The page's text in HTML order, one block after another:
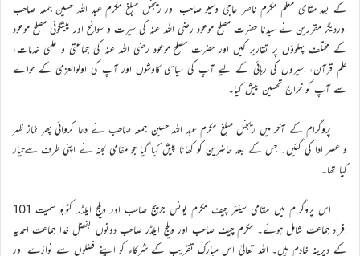
کے بعد مقامی معلم مکرم ناصر حاجی وسیو صاحب اور ریجنل مبلغ مکرم عبد اللہ حسین جمعہ صاحب
اوردیگر مقررین نے سیدنا حضرت مصلح موعود رضی اللہ عنہ کی سیرت و سوانح اور پیشگوئی مصلح موعود
کے مختلف پہلوؤں پر تقاریر کیں اور حضرت مصلح موعود رضی اللہ عنہ کی جماعتی و علمی خدمات،
علم قرآن، اسیروں کی رہائی کے لیے آپ کی سیاسی کاوشوں اور آپ کی اولوالعزمی کے حوالے
سے آپ کو خراج تحسین پیش کیا۔
پروگرام کے آخر میں ریجنل مبلغ مکرم عبد اللہ حسین جمعہ صاحب نے دعا کروائی پھر نماز ظہر
و عصر ادا کی گئیں۔ جس کے بعد حاضرین کو کھانا پیش کیا گیا جو مقامی لجنہ نے اپنی طرف سےتیار
کیا تھا۔
اس پروگرام میں مقامی سینئر چیف مکرم یونس جریج صاحب اور ویلج ایلڈر کٹوبو سمیت 101
افراد جماعت شامل ہوئے۔ مکرم چیف صاحب اور ویلج ایلڈر صاحب دونوں بفضلِ خدا جماعت احمدیہ
کے دیرینہ خادم ہیں۔ اللہ تعالیٰ اس مبارک تقریب کے شرکاء کو اپنے فضلوں سے نوازے اور